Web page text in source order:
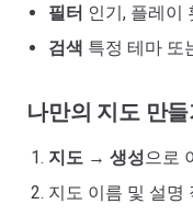
필터 인기, 플레이
검색 특정 테마 또
나만의 지도 만들
지도 → 생성으로
지도 이름 및 설명